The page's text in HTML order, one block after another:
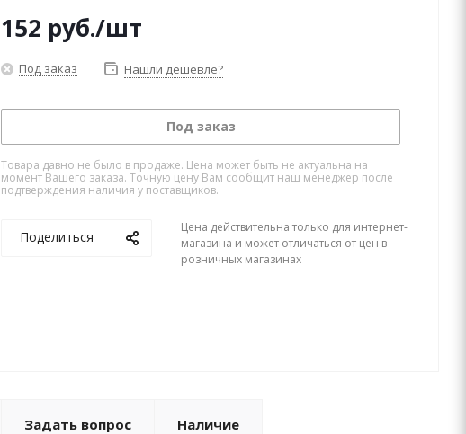
152 руб./шт
Под заказ Нашли дешевле?
Под заказ
Товара давно не было в продаже. Цена может быть не актуальна на
момент Вашего заказа. Точную цену Вам сообщит наш менеджер после
подтверждения наличия у поставщиков.
Поделиться
Цена действительна только для интернет-
магазина и может отличаться от цен в
розничных магазинах
Задать вопрос Наличие